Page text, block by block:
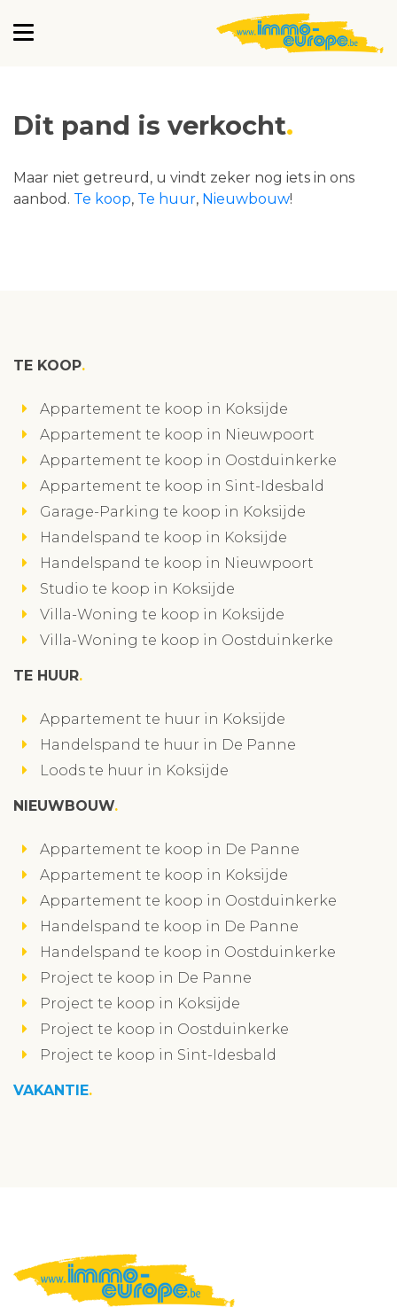
Dit pand is verkocht
Maar niet getreurd, u vindt zeker nog iets in ons
aanbod. Te koop, Te huur, Nieuwbouw!
TE KOOP
Appartement te koop in Koksijde
Appartement te koop in Nieuwpoort
Appartement te koop in Oostduinkerke
Appartement te koop in Sint-Idesbald
Garage-Parking te koop in Koksijde
Handelspand te koop in Koksijde
Handelspand te koop in Nieuwpoort
Studio te koop in Koksijde
Villa-Woning te koop in Koksijde
Villa-Woning te koop in Oostduinkerke
TE HUUR
Appartement te huur in Koksijde
Handelspand te huur in De Panne
Loods te huur in Koksijde
NIEUWBOUW
Appartement te koop in De Panne
Appartement te koop in Koksijde
Appartement te koop in Oostduinkerke
Handelspand te koop in De Panne
Handelspand te koop in Oostduinkerke
Project te koop in De Panne
Project te koop in Koksijde
Project te koop in Oostduinkerke
Project te koop in Sint-Idesbald
VAKANTIE